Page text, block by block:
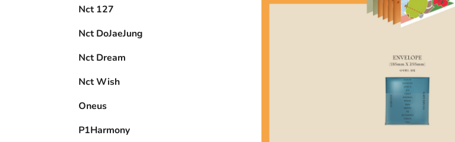
Nct 127
Nct DoJaeJung
Nct Dream
Nct Wish
Oneus
P1Harmony